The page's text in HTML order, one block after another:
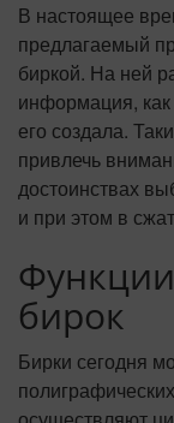
В настоящее
предлагаемый
биркой. На ней
информация, как
его создала.
привлечь
достоинствах
и при этом в
бирок
Бирки сегодня